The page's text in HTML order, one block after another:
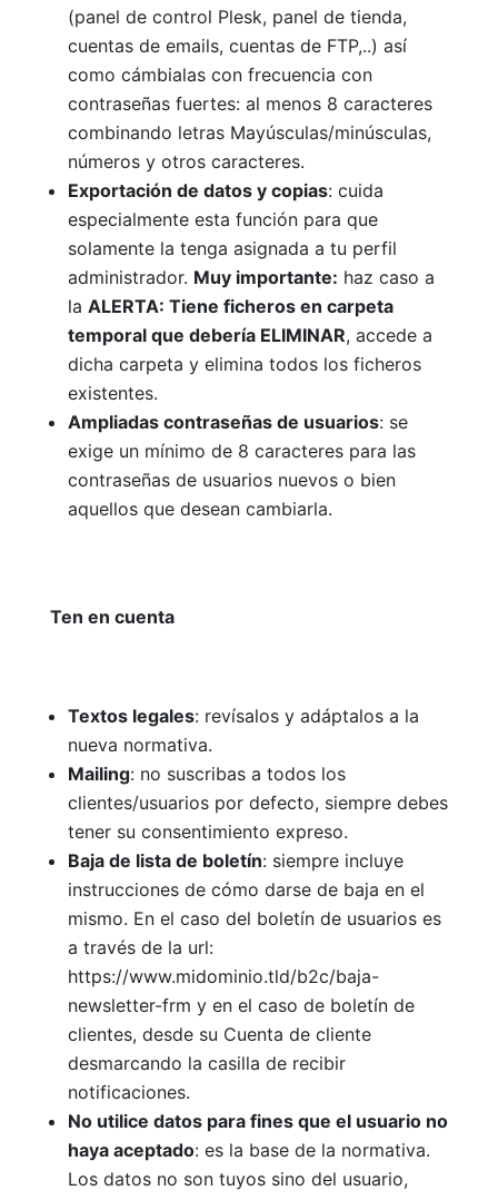
(panel de control Plesk, panel de tienda,
cuentas de emails, cuentas de FTP,..) así
como cámbialas con frecuencia con
contraseñas fuertes: al menos 8 caracteres
combinando letras Mayúsculas/minúsculas,
números y otros caracteres.
Exportación de datos y copias: cuida
especialmente esta función para que
solamente la tenga asignada a tu perfil
administrador. Muy importante: haz caso a
la ALERTA: Tiene ficheros en carpeta
temporal que debería ELIMINAR, accede a
dicha carpeta y elimina todos los ficheros
existentes.
Ampliadas contraseñas de usuarios: se
exige un mínimo de 8 caracteres para las
contraseñas de usuarios nuevos o bien
aquellos que desean cambiarla.
Ten en cuenta
Textos legales: revísalos y adáptalos a la
nueva normativa.
Mailing: no suscribas a todos los
clientes/usuarios por defecto, siempre debes
tener su consentimiento expreso.
Baja de lista de boletín: siempre incluye
instrucciones de cómo darse de baja en el
mismo. En el caso del boletín de usuarios es
a través de la url:
https://www.midominio.tld/b2c/baja-
newsletter-frm y en el caso de boletín de
clientes, desde su Cuenta de cliente
desmarcando la casilla de recibir
notificaciones.
No utilice datos para fines que el usuario no
haya aceptado: es la base de la normativa.
Los datos no son tuyos sino del usuario,